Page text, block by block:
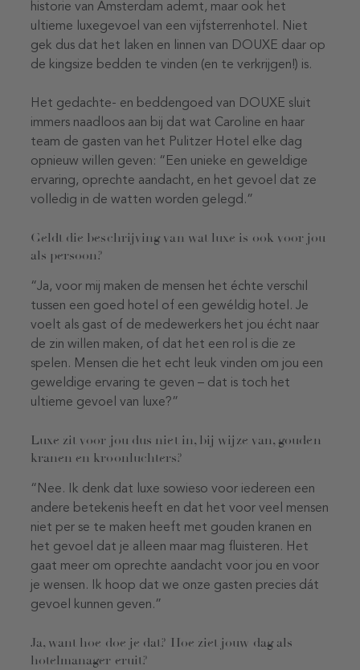
historie van Amsterdam ademt, maar ook het
ultieme luxegevoel van een vijfsterrenhotel. Niet
gek dus dat het laken en linnen van DOUXE daar op
de kingsize bedden te vinden (en te verkrijgen!) is.
Het gedachte- en beddengoed van DOUXE sluit
immers naadloos aan bij dat wat Caroline en haar
team de gasten van het Pulitzer Hotel elke dag
opnieuw willen geven: “Een unieke en geweldige
ervaring, oprechte aandacht, en het gevoel dat ze
volledig in de watten worden gelegd.”
Geldt die beschrijving van wat luxe is ook voor jou
als persoon?
“Ja, voor mij maken de mensen het échte verschil
tussen een goed hotel of een gewéldig hotel. Je
voelt als gast of de medewerkers het jou écht naar
de zin willen maken, of dat het een rol is die ze
spelen. Mensen die het echt leuk vinden om jou een
geweldige ervaring te geven – dat is toch het
ultieme gevoel van luxe?”
Luxe zit voor jou dus niet in, bij wijze van, gouden
kranen en kroonluchters?
“Nee. Ik denk dat luxe sowieso voor iedereen een
andere betekenis heeft en dat het voor veel mensen
niet per se te maken heeft met gouden kranen en
het gevoel dat je alleen maar mag fluisteren. Het
gaat meer om oprechte aandacht voor jou en voor
je wensen. Ik hoop dat we onze gasten precies dát
gevoel kunnen geven.”
Ja, want hoe doe je dat? Hoe ziet jouw dag als
hotelmanager eruit?